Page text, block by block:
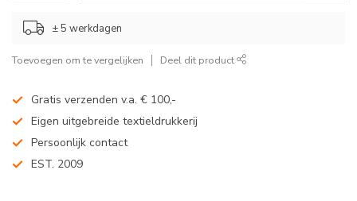
± 5 werkdagen
Toevoegen om te vergelijken Deel dit product
Gratis verzenden v.a. € 100,-
Eigen uitgebreide textieldrukkerij
Persoonlijk contact
EST. 2009